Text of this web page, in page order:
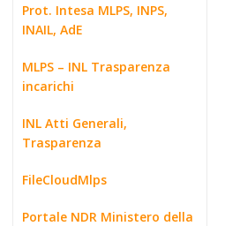
Prot. Intesa MLPS, INPS,
INAIL, AdE
MLPS – INL Trasparenza
incarichi
INL Atti Generali,
Trasparenza
FileCloudMlps
Portale NDR Ministero della